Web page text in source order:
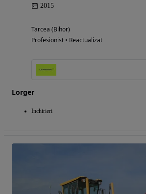
2015
Tarcea (Bihor)
Profesionist • Reactualizat
Lorger
Inchirieri